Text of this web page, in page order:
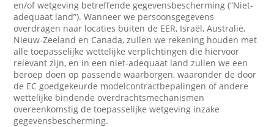
en/of wetgeving betreffende gegevensbescherming (“Niet-
adequaat land”). Wanneer we persoonsgegevens
overdragen naar locaties buiten de EER, Israël, Australië,
Nieuw-Zeeland en Canada, zullen we rekening houden met
alle toepasselijke wettelijke verplichtingen die hiervoor
relevant zijn, en in een niet-adequaat land zullen we een
beroep doen op passende waarborgen, waaronder de door
de EC goedgekeurde modelcontractbepalingen of andere
wettelijke bindende overdrachtsmechanismen
overeenkomstig de toepasselijke wetgeving inzake
gegevensbescherming.